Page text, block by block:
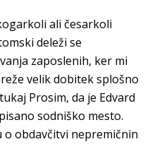
ali česarkoli
deleži se
zaposlenih, ker mi
velik dobitek splošno
Prosim, da je Edvard
sodniško mesto.
obdavčitvi nepremičnin